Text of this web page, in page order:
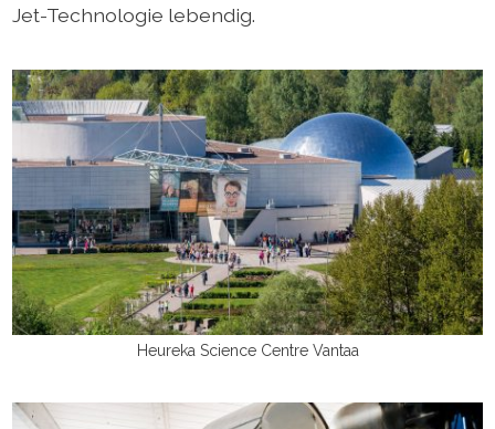
Jet-Technologie lebendig.
Heureka Science Centre Vantaa